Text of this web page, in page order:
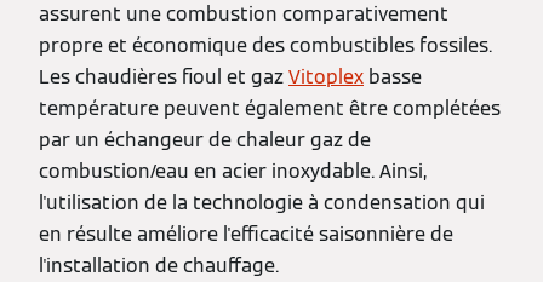
assurent une combustion comparativement
propre et économique des combustibles fossiles.
Les chaudières fioul et gazVitoplex basse
température peuvent également être complétées
par un échangeur de chaleur gaz de
combustion/eau en acier inoxydable. Ainsi,
l'utilisation de la technologie à condensation qui
en résulte améliore l'efficacité saisonnière de
l'installation de chauffage.